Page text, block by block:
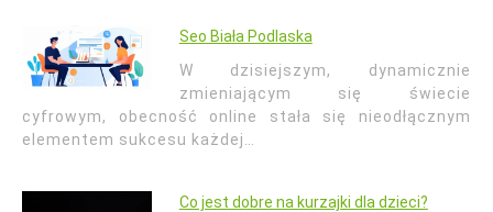
Seo Biała Podlaska
W dzisiejszym, dynamicznie
zmieniającym się świecie
cyfrowym, obecność online stała się nieodłącznym
elementem sukcesu każdej…
Co jest dobre na kurzajki dla dzieci?